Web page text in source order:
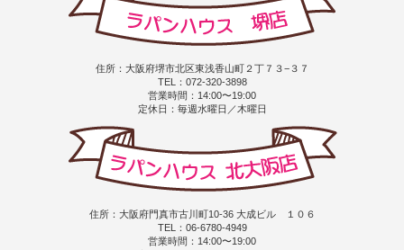
住所：大阪府堺市北区東浅香山町２丁７３−３７
TEL：072-320-3898
営業時間：14:00〜19:00
定休日：毎週水曜日／木曜日
住所：大阪府門真市古川町10-36 大成ビル １０６
TEL：06-6780-4949
営業時間：14:00〜19:00